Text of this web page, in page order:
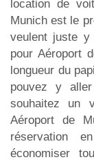
location de
Munich est le
veulent juste
pour Aéroport
longueur du
pouvez y
souhaitez un
Aéroport de
réservation
économiser